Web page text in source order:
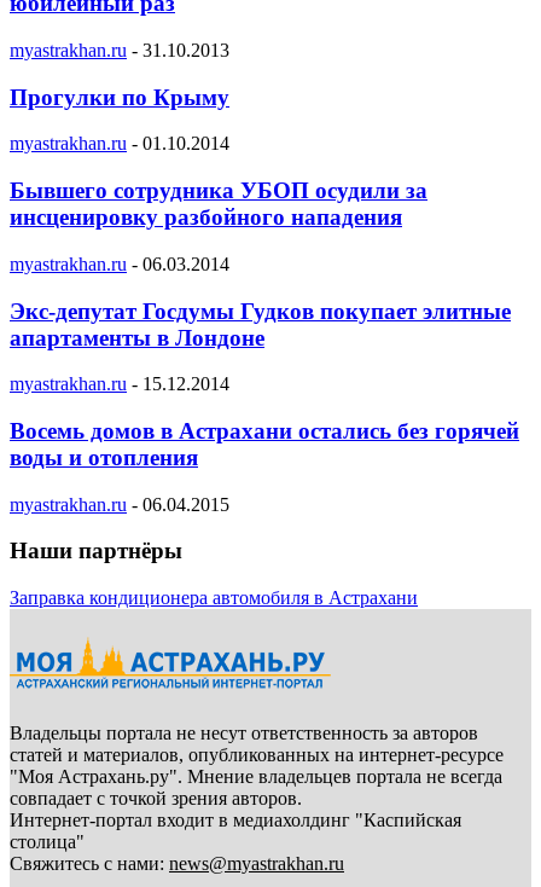
myastrakhan.ru - 31.10.2013
Прогулки по Крыму
myastrakhan.ru - 01.10.2014
Бывшего сотрудника УБОП осудили за
инсценировку разбойного нападения
myastrakhan.ru - 06.03.2014
Экс-депутат Госдумы Гудков покупает элитные
апартаменты в Лондоне
myastrakhan.ru - 15.12.2014
Восемь домов в Астрахани остались без горячей
воды и отопления
myastrakhan.ru - 06.04.2015
Наши партнёры
Заправка кондиционера автомобиля в Астрахани
Владельцы портала не несут ответственность за авторов
статей и материалов, опубликованных на интернет-ресурсе
"Моя Астрахань.ру". Мнение владельцев портала не всегда
совпадает с точкой зрения авторов.
Интернет-портал входит в медиахолдинг "Каспийская
столица"
Свяжитесь с нами: news@myastrakhan.ru